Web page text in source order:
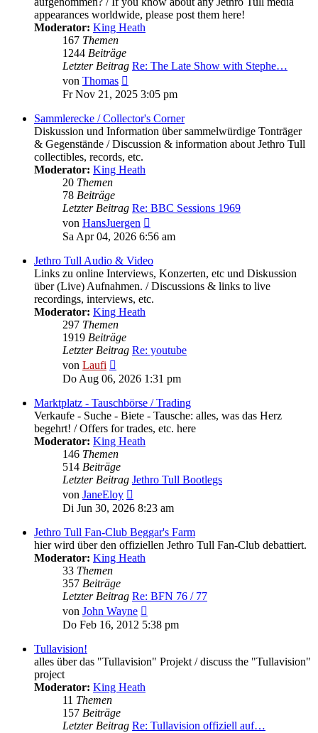
appearances worldwide, please post them here!
Moderator: King Heath
167 Themen
1244 Beiträge
Letzter Beitrag Re: The Late Show with Stephe…
von Thomas
Beitrag
Fr Nov 21, 2025 3:05 pm
Sammlerecke / Collector's Corner
Diskussion und Information über sammelwürdige Tonträger
& Gegenstände / Discussion & information about Jethro Tull
collectibles, records, etc.
Moderator: King Heath
20 Themen
78 Beiträge
Letzter Beitrag Re: BBC Sessions 1969
von HansJuergen
Beitrag
Sa Apr 04, 2026 6:56 am
Jethro Tull Audio & Video
Links zu online Interviews, Konzerten, etc und Diskussion
über (Live) Aufnahmen. / Discussions & links to live
recordings, interviews, etc.
Moderator: King Heath
297 Themen
1919 Beiträge
Letzter Beitrag Re: youtube
von Laufi
Beitrag
Do Aug 06, 2026 1:31 pm
Marktplatz - Tauschbörse / Trading
Verkaufe - Suche - Biete - Tausche: alles, was das Herz
begehrt! / Offers for trades, etc. here
Moderator: King Heath
146 Themen
514 Beiträge
Letzter Beitrag Jethro Tull Bootlegs
von JaneEloy
Beitrag
Di Jun 30, 2026 8:23 am
Jethro Tull Fan-Club Beggar's Farm
hier wird über den offiziellen Jethro Tull Fan-Club debattiert.
Moderator: King Heath
33 Themen
357 Beiträge
Letzter Beitrag Re: BFN 76 / 77
von John Wayne
Beitrag
Do Feb 16, 2012 5:38 pm
Tullavision!
alles über das "Tullavision" Projekt / discuss the "Tullavision"
project
Moderator: King Heath
11 Themen
157 Beiträge
Letzter Beitrag Re: Tullavision offiziell auf…